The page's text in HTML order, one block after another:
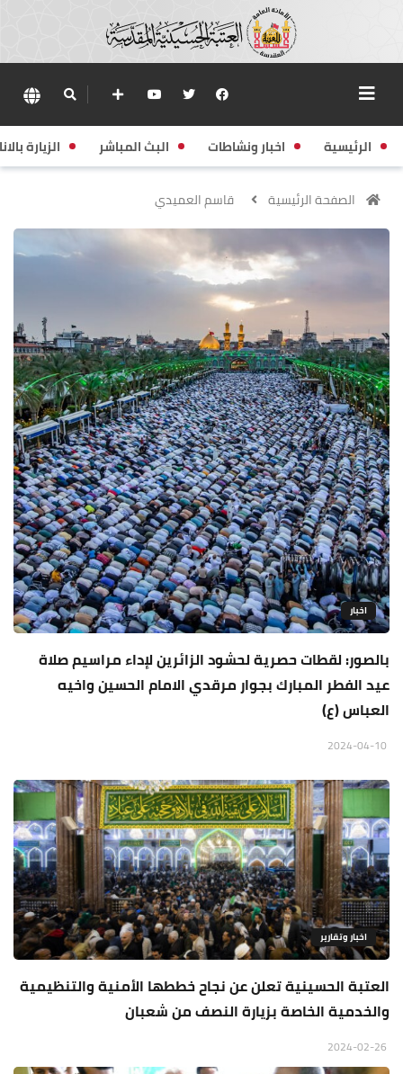
الرئيسية اخبار ونشاطات البث المباشر الزيارة
الصفحة الرئيسية قاسم العميدي
اخبار
بالصور: لقطات حصرية لحشود الزائرين لإداء مراسيم صلاة
عيد الفطر المبارك بجوار مرقدي الامام الحسين واخيه
العباس (ع)
اخبار وتقارير
العتبة الحسينية تعلن عن نجاح خططها الأمنية والتنظيمية
والخدمية الخاصة بزيارة النصف من شعبان